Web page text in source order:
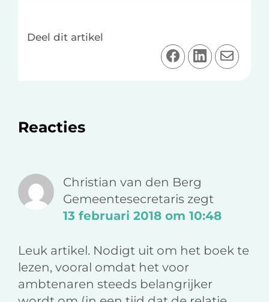
Deel dit artikel
D
e
c
e
b
o
k
D
e
k
e
n
D
e
Lees
Reacties
Christian van den Berg
Gemeentesecretaris zegt
13 februari 2018 om 10:48
Leuk artikel. Nodigt uit om het boek te
lezen, vooral omdat het voor
ambtenaren steeds belangrijker